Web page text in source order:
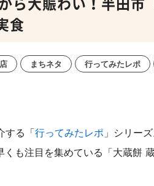
食
まちネタ 行ってみたレポ
する「行ってみたレポ 」シリーズ
も注目を集めている 「大蔵餅